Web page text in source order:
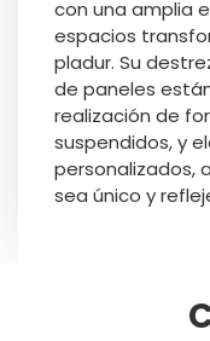
con una amplia
espacios
pladur. Su
de paneles
realización de
suspendidos, y
personalizados,
sea único y